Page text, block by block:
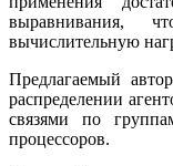
выравнивания,
вычислительную
Предлагаемый
распределении
связями по
процессоров.